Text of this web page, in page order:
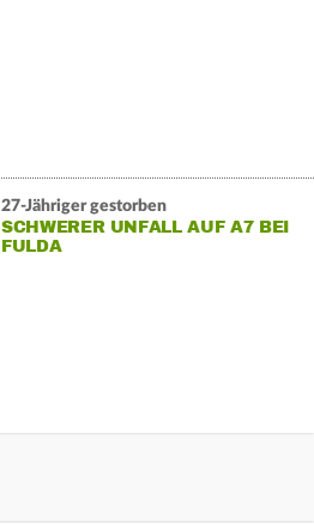
27-Jähriger gestorben
SCHWERER UNFALL AUF A7 BEI
FULDA